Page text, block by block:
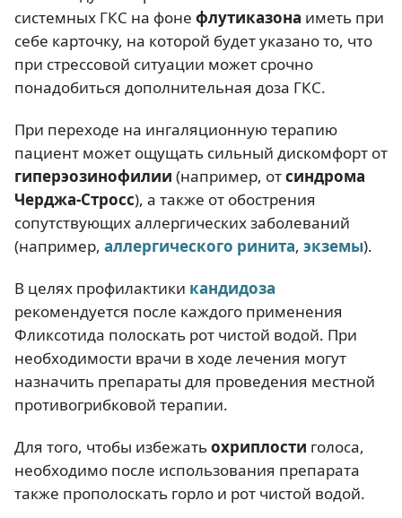
системных ГКС на фоне флутиказона иметь при
себе карточку, на которой будет указано то, что
при стрессовой ситуации может срочно
понадобиться дополнительная доза ГКС.
При переходе на ингаляционную терапию
пациент может ощущать сильный дискомфорт от
гиперэозинофилии (например, отсиндрома
Черджа-Стросс), а также от обострения
сопутствующих аллергических заболеваний
(например, аллергического ринита, экземы).
В целях профилактики кандидоза
рекомендуется после каждого применения
Фликсотида полоскать рот чистой водой. При
необходимости врачи в ходе лечения могут
назначить препараты для проведения местной
противогрибковой терапии.
Для того, чтобы избежатьохриплости голоса,
необходимо после использования препарата
также прополоскать горло и рот чистой водой.